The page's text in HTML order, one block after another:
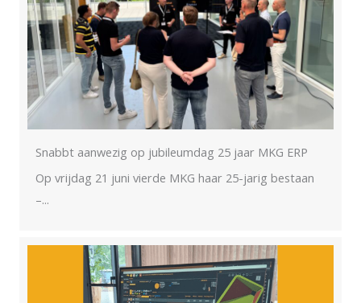
Snabbt aanwezig op jubileumdag 25 jaar MKG ERP
Op vrijdag 21 juni vierde MKG haar 25-jarig bestaan
–...